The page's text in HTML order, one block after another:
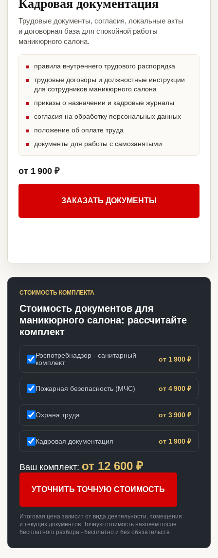
Трудовые документы, согласия, локальные акты
и договорная база для спокойной работы
маникюрного салона.
правила внутреннего трудового распорядка
трудовые договоры и должностные инструкции
для сотрудников маникюрного салона
приказы о назначении и кадровые журналы
согласия на обработку персональных данных
положение об оплате труда
документы для работы с самозанятыми
от 1 900 ₽
ЗАКАЗАТЬ ДОКУМЕНТЫ
СТОИМОСТЬ КОМПЛЕКТА
Стоимость документов для
маникюрного салона: рассчитайте
комплект
Роспотребнадзор - санитарный
комплект
от 1 900 ₽
Пожарная безопасность (МЧС) от 4 900 ₽
Охрана труда от 3 900 ₽
Кадровая документация от 1 900 ₽
Ваш комплект: от 12 600 ₽
УТОЧНИТЬ ТОЧНУЮ СТОИМОСТЬ
Итоговая цена зависит от вида деятельности, помещения
и текущих документов. Точную стоимость назовём после
бесплатного разбора - бесплатно и без обязательств.